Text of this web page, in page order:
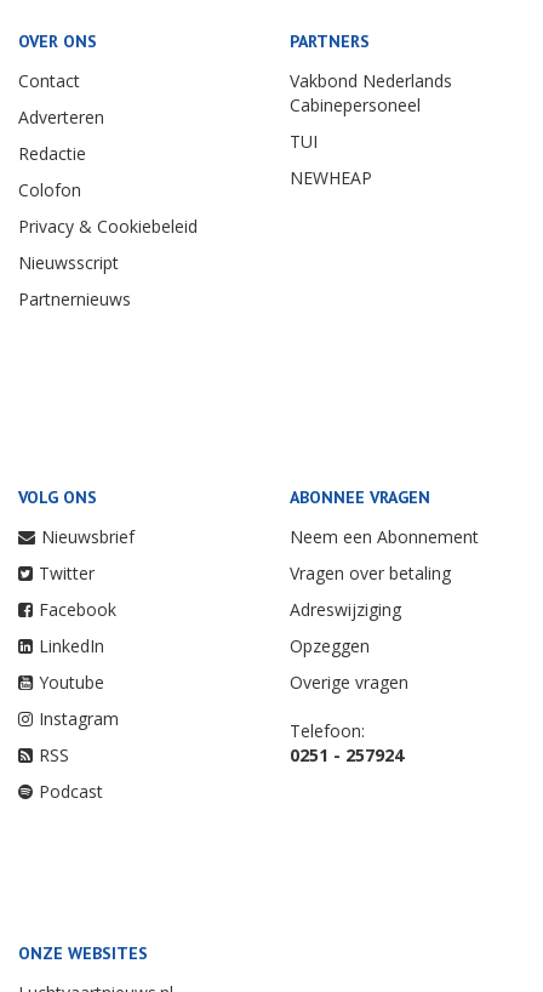
OVER ONS
Contact
Adverteren
Redactie
Colofon
Privacy & Cookiebeleid
Nieuwsscript
Partnernieuws
PARTNERS
Vakbond Nederlands
Cabinepersoneel
TUI
NEWHEAP
VOLG ONS
Nieuwsbrief
Twitter
Facebook
LinkedIn
Youtube
Instagram
RSS
Podcast
ABONNEE VRAGEN
Neem een Abonnement
Vragen over betaling
Adreswijziging
Opzeggen
Overige vragen
Telefoon:
0251 - 257924
ONZE WEBSITES